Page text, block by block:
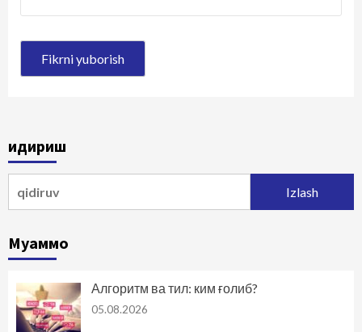
Қидириш
Муаммо
Алгоритм ва тил: ким ғолиб?
05.08.2026